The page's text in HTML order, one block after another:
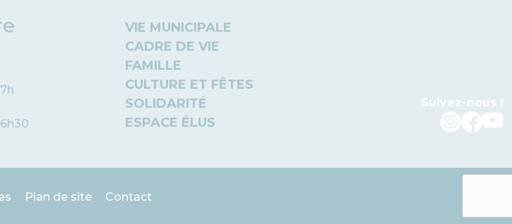
VIE MUNICIPALE
CADRE DE VIE
FAMILLE
CULTURE ET FÊTES
SOLIDARITÉ
ESPACE ÉLUS
Suivez-nous !
Plan de site Contact